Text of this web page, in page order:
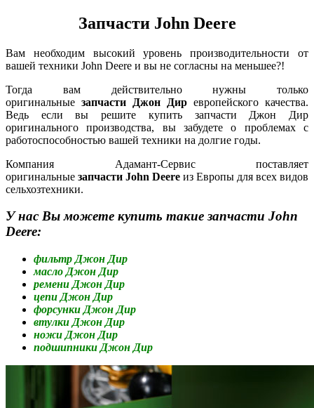
Запчасти John Deere
Вам необходим высокий уровень производительности от
вашей техники John Deere и вы не согласны на меньшее?!
Тогда вам действительно нужны только
оригинальные запчасти Джон Дир европейского качества.
Ведь если вы решите купить запчасти Джон Дир
оригинального производства, вы забудете о проблемах с
работоспособностью вашей техники на долгие годы.
Компания Адамант-Сервис поставляет
оригинальные запчасти John Deere из Европы для всех видов
сельхозтехники.
У нас Вы можете купить такие запчасти John
Deere:
фильтр Джон Дир
масло Джон Дир
ремени Джон Дир
цепи Джон Дир
форсунки Джон Дир
втулки Джон Дир
ножи Джон Дир
подшипники Джон Дир